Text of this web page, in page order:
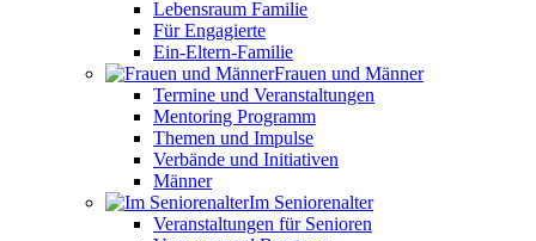
Lebensraum Familie
Für Engagierte
Ein-Eltern-Familie
Frauen und Männer
Termine und Veranstaltungen
Mentoring Programm
Themen und Impulse
Verbände und Initiativen
Männer
Im Seniorenalter
Veranstaltungen für Senioren